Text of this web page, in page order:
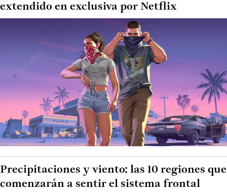
extendido en exclusiva por Netflix
Precipitaciones y viento: las 10 regiones que
comenzarán a sentir el sistema frontal